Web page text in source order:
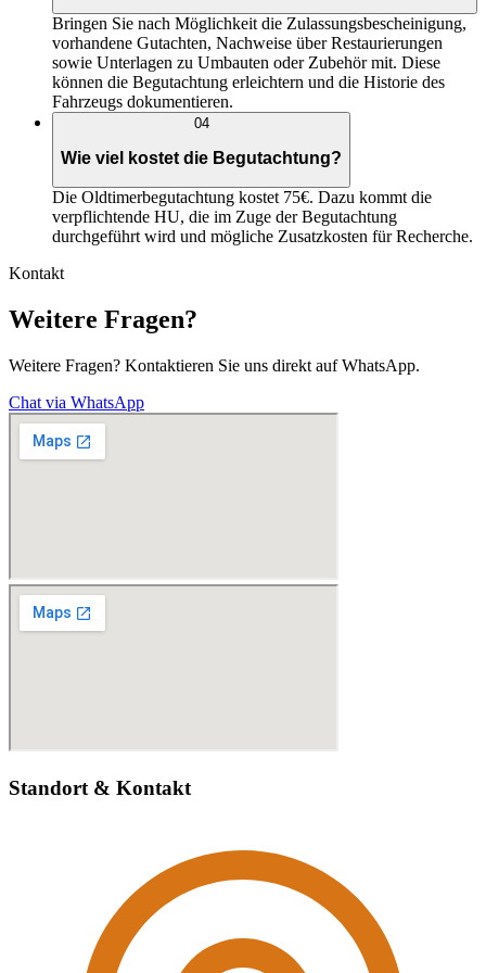
Bringen Sie nach Möglichkeit die Zulassungsbescheinigung,
vorhandene Gutachten, Nachweise über Restaurierungen
sowie Unterlagen zu Umbauten oder Zubehör mit. Diese
können die Begutachtung erleichtern und die Historie des
Fahrzeugs dokumentieren.
04
Wie viel kostet die Begutachtung?
Die Oldtimerbegutachtung kostet 75€. Dazu kommt die
verpflichtende HU, die im Zuge der Begutachtung
durchgeführt wird und mögliche Zusatzkosten für Recherche.
Kontakt
Weitere Fragen?
Weitere Fragen? Kontaktieren Sie uns direkt auf WhatsApp.
Chat via WhatsApp
Standort & Kontakt